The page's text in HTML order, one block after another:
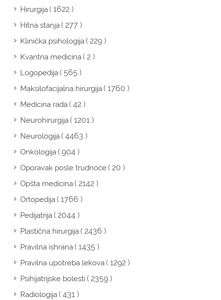
Hirurgija( 1622 )
Hitna stanja( 277 )
Klinička psihologija( 229 )
Kvantna medicina( 2 )
Logopedija( 565 )
Maksilofacijalna hirurgija( 1760 )
Medicina rada( 42 )
Neurohirurgija( 1201 )
Neurologija( 4463 )
Onkologija( 904 )
Oporavak posle trudnoće( 20 )
Opšta medicina( 2142 )
Ortopedija( 1766 )
Pedijatrija( 2044 )
Plastična hirurgija( 2436 )
Pravilna ishrana( 1435 )
Pravilna upotreba lekova( 1292 )
Psihijatrijske bolesti( 2359 )
Radiologija( 431 )